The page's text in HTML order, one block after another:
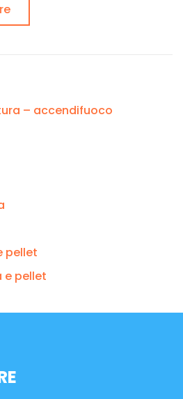
– accendifuoco
pellet
e pellet